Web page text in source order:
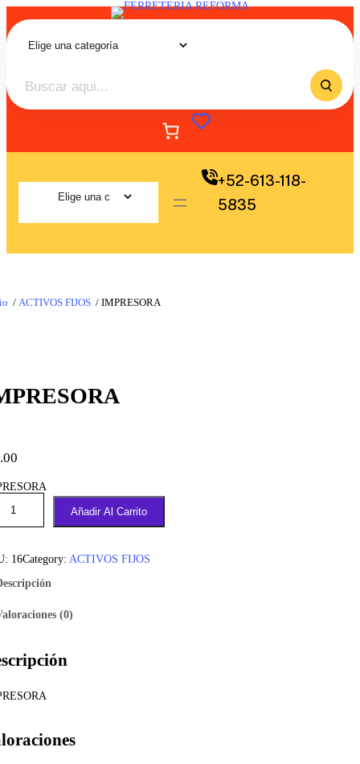
+52-613-118-
5835
/ ACTIVOS FIJOS / IMPRESORA
Añadir Al Carrito
16Category: ACTIVOS FIJOS
(0)